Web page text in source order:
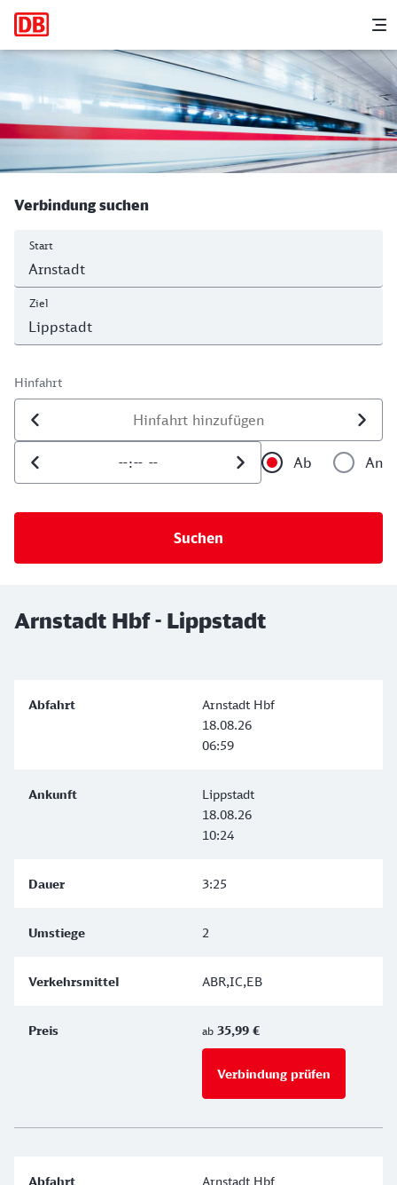
Hauptnavigation
Arnstadt Hbf - Lippstadt
Verbindung suchen
Start
Ziel
Hinfahrt
Datum der Hinfahrt
Uhrzeit der Hinfahrt
Ab
An
Arnstadt Hbf - Lippstadt
Arnstadt Hbf
18.08.26
06:59
Lippstadt
18.08.26
10:24
3:25
2
ABR,IC,EB
ab 35,99 €
Verbindung prüfen
Arnstadt Hbf